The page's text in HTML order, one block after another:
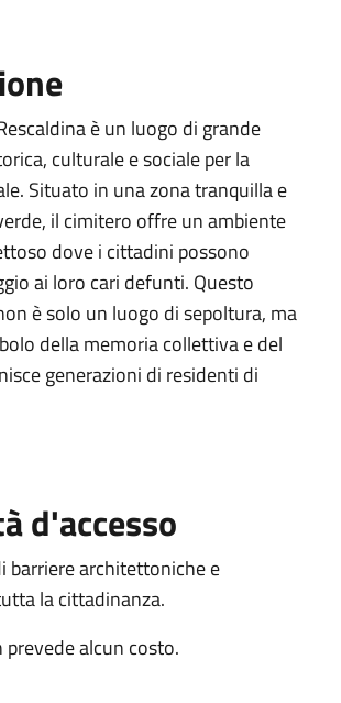
è un luogo di grande
culturale e sociale per la
Situato in una zona tranquilla e
il cimitero offre un ambiente
dove i cittadini possono
ai loro cari defunti. Questo
è solo un luogo di sepoltura, ma
della memoria collettiva e del
generazioni di residenti di
d'accesso
barriere architettoniche e
la cittadinanza.
prevede alcun costo.